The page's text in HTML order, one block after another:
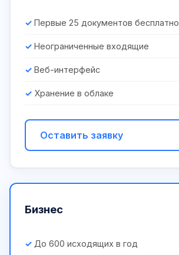
Первые 25 документов бесплатно
Неограниченные входящие
Веб-интерфейс
Хранение в облаке
Оставить заявку
Бизнес
До 600 исходящих в год